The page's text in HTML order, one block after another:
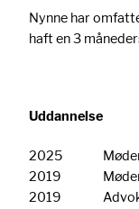
Nynne har
haft en 3
Uddannelse
2025
2019
2019